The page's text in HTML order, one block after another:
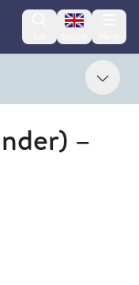
Change
Vis
–